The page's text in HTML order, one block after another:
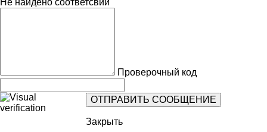
Проверочный код
Закрыть